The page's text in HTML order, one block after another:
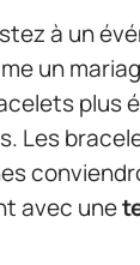
à un
un
plus
Les
avec une